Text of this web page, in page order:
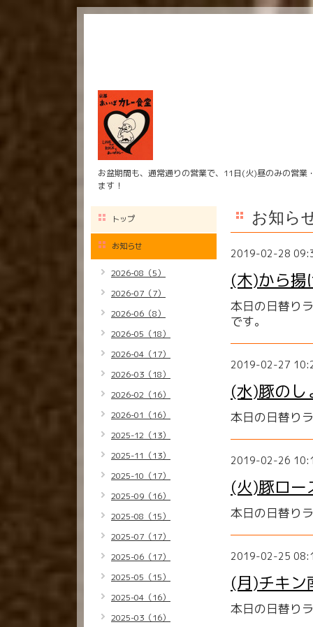
お盆期間も、通常通りの営業で、11日(火)昼のみの営
ます！
お知ら
2019-02-28
(木)から揚
本日の日替り
です。
2019-02-27
(水)豚のし
本日の日替り
2019-02-26
(火)豚ロー
本日の日替り
2019-02-25
(月)チキン
本日の日替り
トップ
お知らせ
2026-08（5）
2026-07（7）
2026-06（8）
2026-05（18）
2026-04（17）
2026-03（18）
2026-02（16）
2026-01（16）
2025-12（13）
2025-11（13）
2025-10（17）
2025-09（16）
2025-08（15）
2025-07（17）
2025-06（17）
2025-05（15）
2025-04（16）
2025-03（16）